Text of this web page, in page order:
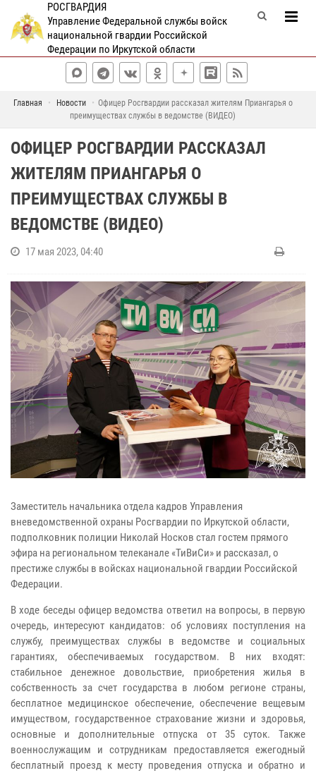
РОСГВАРДИЯ
Управление Федеральной службы войск
национальной гвардии Российской
Федерации по Иркутской области
Главная Новости
Офицер Росгвардии рассказал жителям Приангарья о
преимуществах службы в ведомстве (ВИДЕО)
ОФИЦЕР РОСГВАРДИИ РАССКАЗАЛ
ЖИТЕЛЯМ ПРИАНГАРЬЯ О
ПРЕИМУЩЕСТВАХ СЛУЖБЫ В
ВЕДОМСТВЕ (ВИДЕО)
17 мая 2023, 04:40
Заместитель начальника отдела кадров Управления
вневедомственной охраны Росгвардии по Иркутской области,
подполковник полиции Николай Носков стал гостем прямого
эфира на региональном телеканале «ТиВиСи» и рассказал, о
престиже службы в войсках национальной гвардии Российской
Федерации.
В ходе беседы офицер ведомства ответил на вопросы, в первую
очередь, интересуют кандидатов: об условиях поступления на
службу, преимуществах службы в ведомстве и социальных
гарантиях, обеспечиваемых государством. В них входят:
стабильное денежное довольствие, приобретения жилья в
собственность за счет государства в любом регионе страны,
бесплатное медицинское обеспечение, обеспечение вещевым
имуществом, государственное страхование жизни и здоровья,
основные и дополнительные отпуска от 35 суток. Также
военнослужащим и сотрудникам предоставляется ежегодный
бесплатный проезд к месту проведения отпуска и обратно и